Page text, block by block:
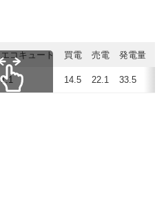
エコキュート 買電 売電 発電量
1.1 14.5 22.1 33.5